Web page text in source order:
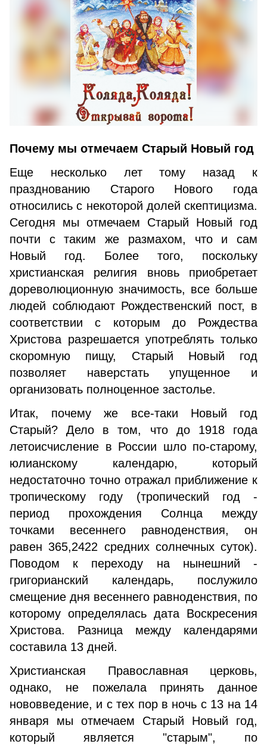
Почему мы отмечаем Старый Новый год
Еще несколько лет тому назад к
празднованию Старого Нового года
относились с некоторой долей скептицизма.
Сегодня мы отмечаем Старый Новый год
почти с таким же размахом, что и сам
Новый год. Более того, поскольку
христианская религия вновь приобретает
дореволюционную значимость, все больше
людей соблюдают Рождественский пост, в
соответствии с которым до Рождества
Христова разрешается употреблять только
скоромную пищу, Старый Новый год
позволяет наверстать упущенное и
организовать полноценное застолье.
Итак, почему же все-таки Новый год
Старый? Дело в том, что до 1918 года
летоисчисление в России шло по-старому,
юлианскому календарю, который
недостаточно точно отражал приближение к
тропическому году (тропический год -
период прохождения Солнца между
точками весеннего равноденствия, он
равен 365,2422 средних солнечных суток).
Поводом к переходу на нынешний -
григорианский календарь, послужило
смещение дня весеннего равноденствия, по
которому определялась дата Воскресения
Христова. Разница между календарями
составила 13 дней.
Христианская Православная церковь,
однако, не пожелала принять данное
нововведение, и с тех пор в ночь с 13 на 14
января мы отмечаем Старый Новый год,
который является "старым", по